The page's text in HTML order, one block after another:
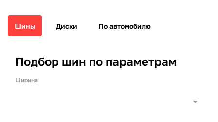
Шины Диски По автомобилю
Подбор шин по параметрам
Ширина